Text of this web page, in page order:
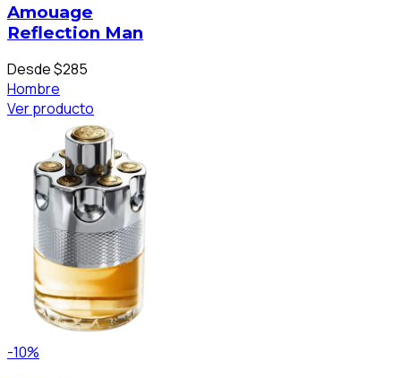
Amouage
Reflection Man
Desde $285
Hombre
Ver producto
-10%